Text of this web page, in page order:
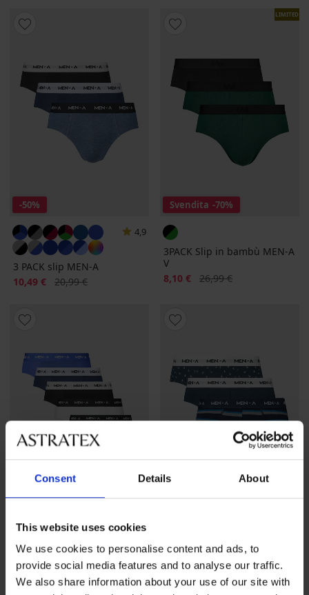
Consent Details About
This website uses cookies
We use cookies to personalise content and ads, to
provide social media features and to analyse our traffic.
We also share information about your use of our site with
-50%
4,9
3 PACK slip MEN-A
Sconto
10,49 € Prezzo originale
20,99 €
LIMITED
Svendita -70%
3PACK Slip in bambù MEN-A
V
Sconto
8,10 € Prezzo originale
26,99 €
-30%
4,9
5 PACK slip MEN-A
Sconto
25,89 € Prezzo originale
36,99 €
-50%
3 PACK slip MEN-A
Sconto
10,49 € Prezzo originale
20,99 €